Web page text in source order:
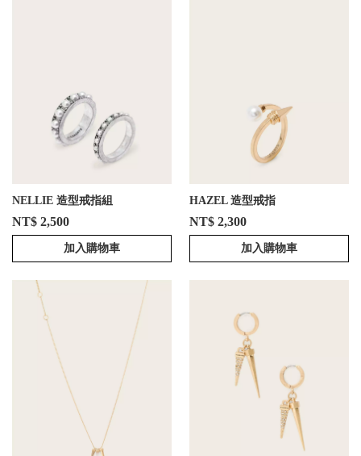
NELLIE 造型戒指組
NT$ 2,500
加入購物車
HAZEL 造型戒指
NT$ 2,300
加入購物車